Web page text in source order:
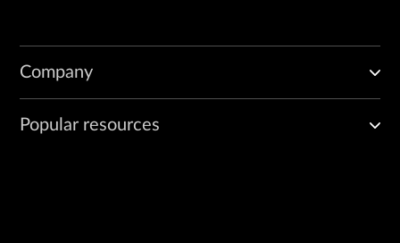
Company
Popular resources